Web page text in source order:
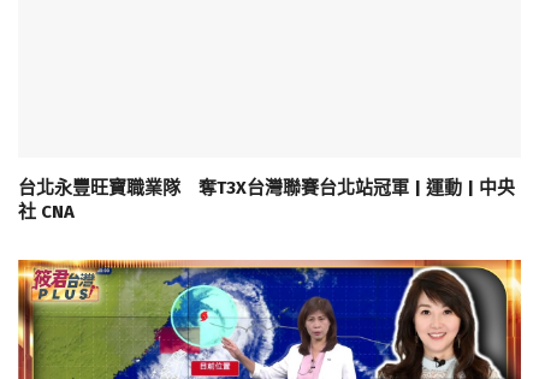
台北永豐旺寶職業隊 奪T3X台灣聯賽台北站冠軍 | 運動 | 中央
社 CNA